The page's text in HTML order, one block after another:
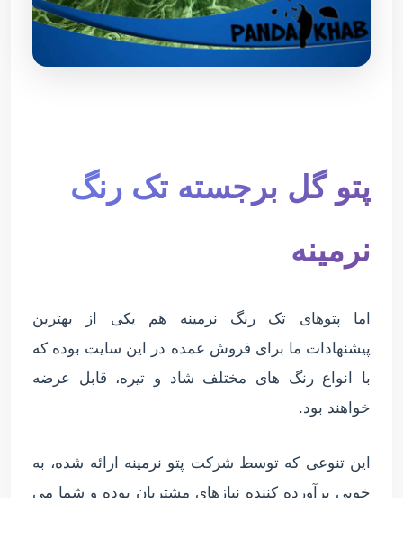
پتو گل برجسته تک رنگ
نرمینه
اما پتوهای تک رنگ نرمینه هم یکی از بهترین
پیشنهادات ما برای فروش عمده در این سایت بوده که
با انواع رنگ های مختلف شاد و تیره، قابل عرضه
خواهند بود.
این تنوعی که توسط شرکت پتو نرمینه ارائه شده، به
خوبی برآورده کننده نیازهای مشتریان بوده و شما می